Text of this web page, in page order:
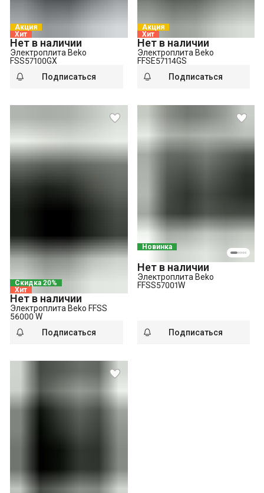
Акция
Хит
Нет в наличии
Электроплита Beko
FSS57100GX
Подписаться
Акция
Хит
Нет в наличии
Электроплита Beko
FFSE57114GS
Подписаться
Скидка 20%
Хит
Нет в наличии
Электроплита Beko FFSS
56000 W
Подписаться
Новинка
Нет в наличии
Электроплита Beko
FFSS57001W
Подписаться